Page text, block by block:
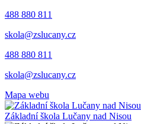
488 880 811
skola@zslucany.cz
488 880 811
skola@zslucany.cz
Mapa webu
Základní škola Lučany nad Nisou